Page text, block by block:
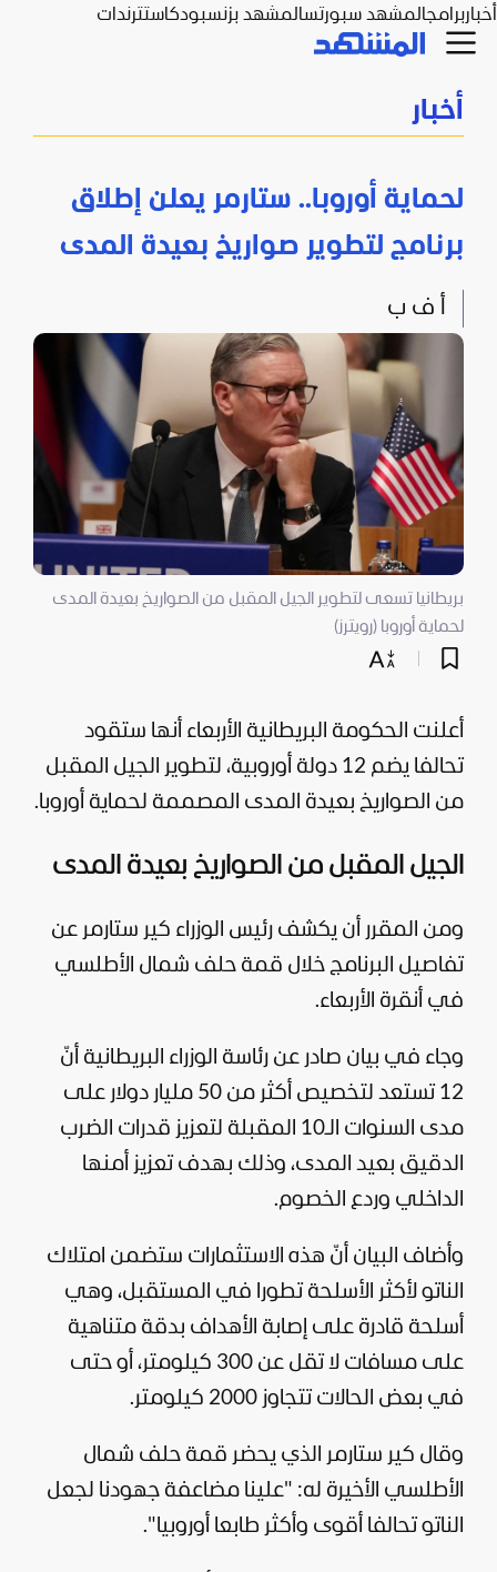
أخباربرامجالمشهد سبورتسالمشهد بزنسبودكاستترندات
أخبار
لحماية أوروبا.. ستارمر يعلن إطلاق
برنامج لتطوير صواريخ بعيدة المدى
أ ف ب
بريطانيا تسعى لتطوير الجيل المقبل من الصواريخ بعيدة المدى
لحماية أوروبا (رويترز)
أعلنت الحكومة البريطانية الأربعاء أنها ستقود
تحالفا يضم 12 دولة أوروبية، لتطوير الجيل المقبل
من الصواريخ بعيدة المدى المصممة لحماية أوروبا.
الجيل المقبل من الصواريخ بعيدة المدى
ومن المقرر أن يكشف رئيس الوزراء كير ستارمر عن
تفاصيل البرنامج خلال قمة حلف شمال الأطلسي
في أنقرة الأربعاء.
وجاء في بيان صادر عن رئاسة الوزراء البريطانية أنّ
12 تستعد لتخصيص أكثر من 50 مليار دولار على
مدى السنوات الـ10 المقبلة لتعزيز قدرات الضرب
الدقيق بعيد المدى، وذلك بهدف تعزيز أمنها
الداخلي وردع الخصوم.
وأضاف البيان أنّ هذه الاستثمارات ستضمن امتلاك
الناتو لأكثر الأسلحة تطورا في المستقبل، وهي
أسلحة قادرة على إصابة الأهداف بدقة متناهية
على مسافات لا تقل عن 300 كيلومتر، أو حتى
في بعض الحالات تتجاوز 2000 كيلومتر.
وقال كير ستارمر الذي يحضر قمة حلف شمال
الأطلسي الأخيرة له: "علينا مضاعفة جهودنا لجعل
الناتو تحالفا أقوى وأكثر طابعا أوروبيا".